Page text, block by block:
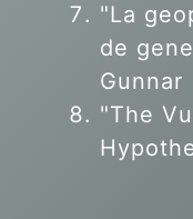
"La
de
Gunnar
"The